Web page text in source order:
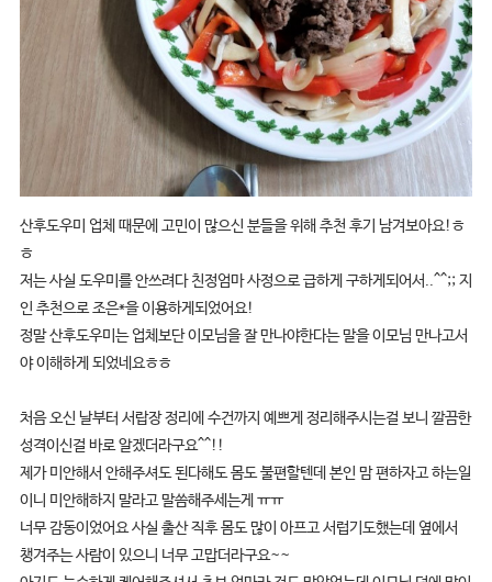
산후도우미 업체 때문에 고민이 많으신 분들을 위해 추천 후기 남겨보아요!ㅎ
ㅎ
저는 사실 도우미를 안쓰려다 친정엄마 사정으로 급하게 구하게되어서..^^;; 지
인 추천으로 조은*을 이용하게되었어요!
정말 산후도우미는 업체보단 이모님을 잘 만나야한다는 말을 이모님 만나고서
야 이해하게 되었네요ㅎㅎ
처음 오신 날부터 서랍장 정리에 수건까지 예쁘게 정리해주시는걸 보니 깔끔한
성격이신걸 바로 알겠더라구요^^!!
제가 미안해서 안해주셔도 된다해도 몸도 불편할텐데 본인 맘 편하자고 하는일
이니 미안해하지 말라고 말씀해주세는게 ㅠㅠ
너무 감동이었어요 사실 출산 직후 몸도 많이 아프고 서럽기도했는데 옆에서
챙겨주는 사람이 있으니 너무 고맙더라구요~~